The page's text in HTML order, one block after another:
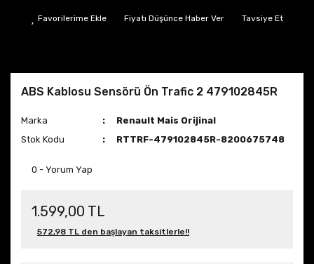
Fiyatı Düşünce Haber Ver Tavsiye Et
ABS Kablosu Sensörü Ön Trafic 2 479102845R
Marka
Renault Mais Orijinal
Stok Kodu
RTTRF-479102845R-8200675748
0 - Yorum Yap
1.599,00 TL
572,98 TL den başlayan taksitlerle!!